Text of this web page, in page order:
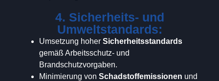
4. Sicherheits- und
Umweltstandards:
Umsetzung hoher Sicherheitsstandards
gemäß Arbeitsschutz- und
Brandschutzvorgaben.
Minimierung von Schadstoffemissionen und